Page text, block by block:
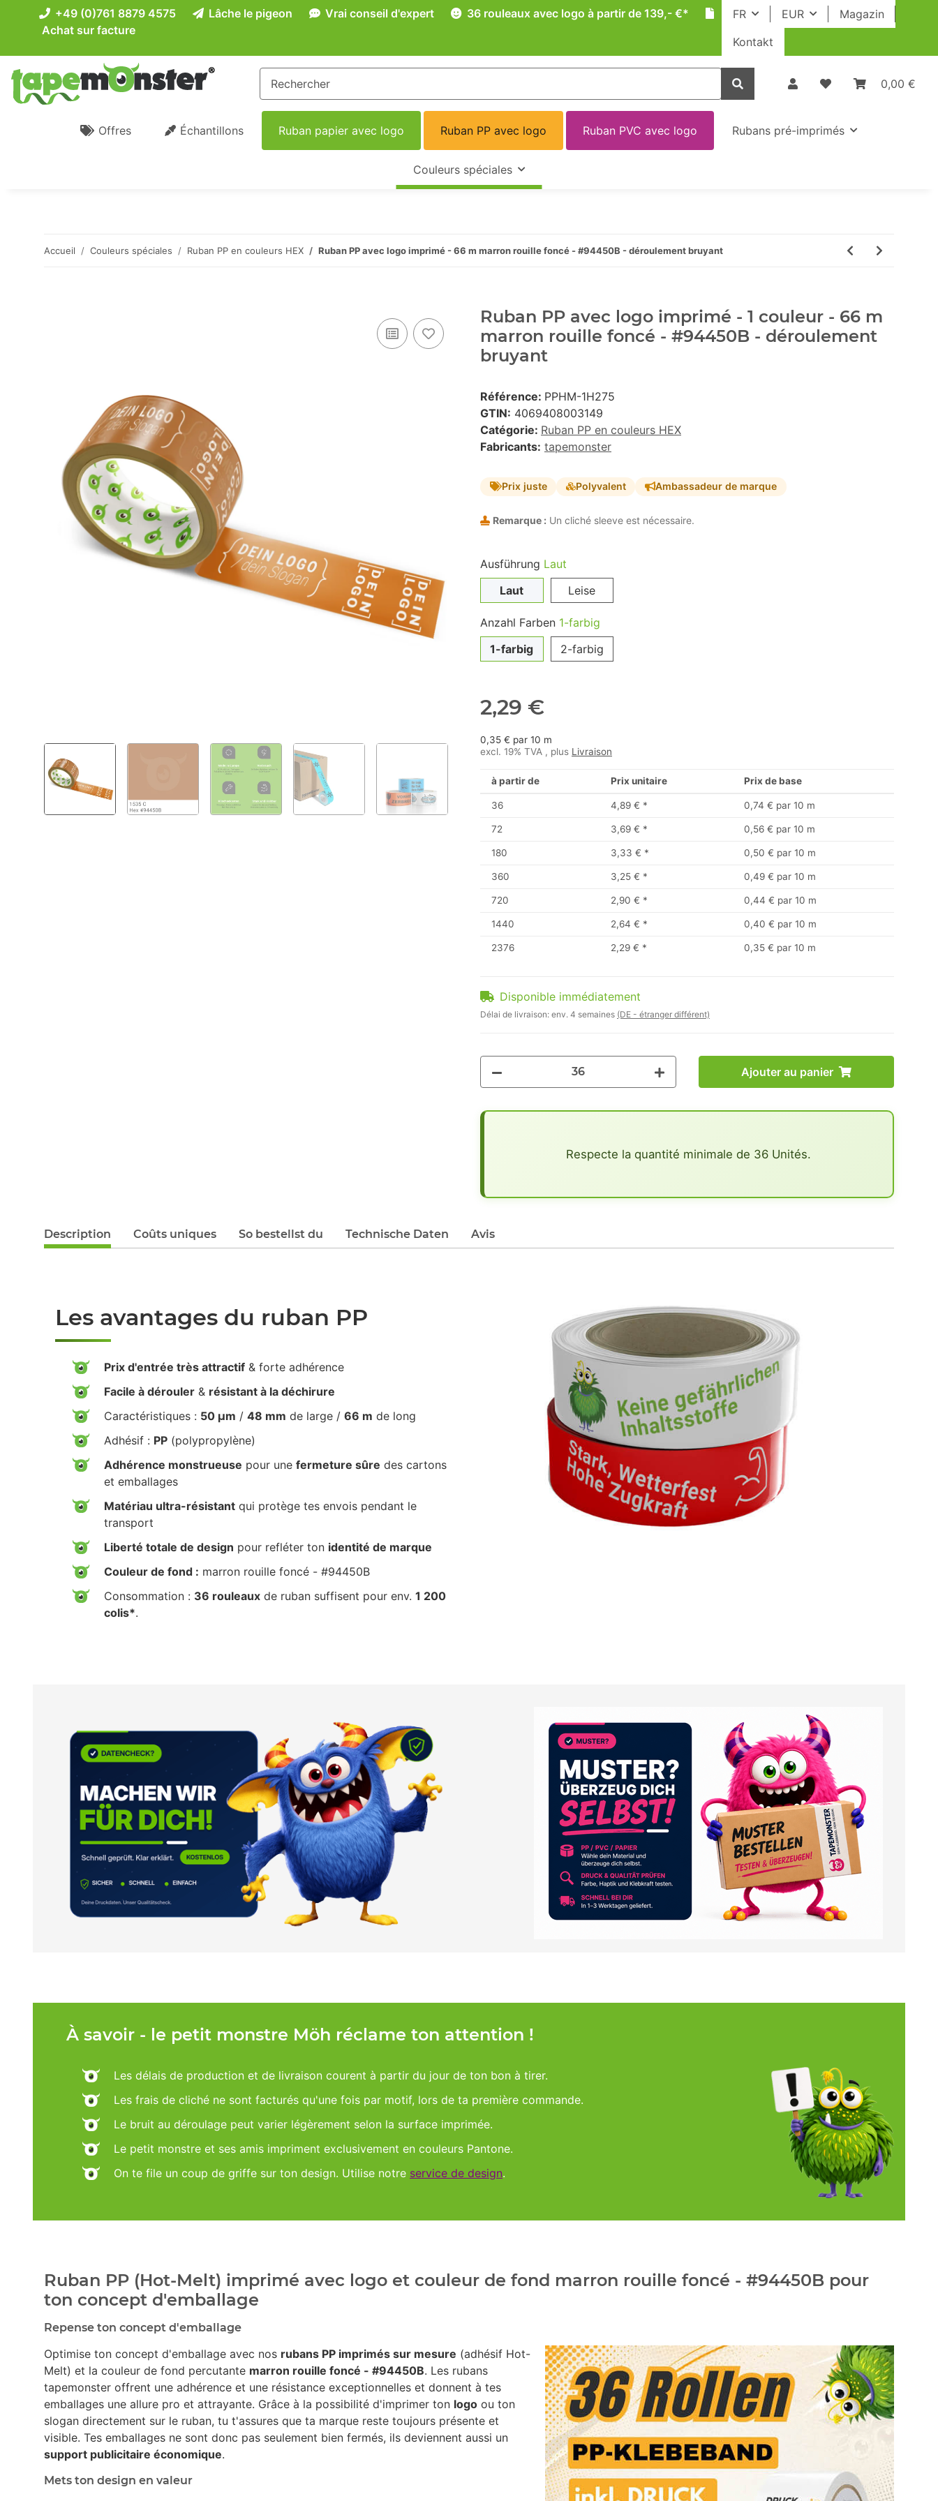
FR EUR
Magazin
Kontakt
+49 (0)761 8879 4575 Lâche le pigeon Vrai conseil d'expert
36 rouleaux avec logo à partir de 139,- €*
Achat sur facture
0,00 €
Offres Échantillons Ruban papier avec logo Ruban PP avec logo Ruban PVC avec logo Rubans pré-imprimés
Couleurs spéciales
Accueil Couleurs spéciales Ruban PP en couleurs HEX Ruban PP avec logo imprimé - 66 m marron rouille foncé - #94450B - déroulement bruyant
Ruban PP avec logo imprimé - 1 couleur - 66 m
marron rouille foncé - #94450B - déroulement
bruyant
Référence: PPHM-1H275
GTIN: 4069408003149
Catégorie: Ruban PP en couleurs HEX
Fabricants: tapemonster
Prix juste Polyvalent Ambassadeur de marque
Remarque : Un cliché sleeve est nécessaire.
Ausführung Laut
Laut
Leise
Anzahl Farben 1-farbig
1-farbig
2-farbig
2,29 €
0,35 € par 10 m
excl. 19% TVA , plus Livraison
à partir de Prix unitaire Prix de base
36 4,89 € * 0,74 € par 10 m
72 3,69 € * 0,56 € par 10 m
180 3,33 € * 0,50 € par 10 m
360 3,25 € * 0,49 € par 10 m
720 2,90 € * 0,44 € par 10 m
1440 2,64 € * 0,40 € par 10 m
2376 2,29 € * 0,35 € par 10 m
Disponible immédiatement
Délai de livraison: env. 4 semaines (DE - étranger différent)
Ajouter au panier
Respecte la quantité minimale de 36 Unités.
Description Coûts uniques So bestellst du Technische Daten Avis
Les avantages du ruban PP
Prix d'entrée très attractif & forte adhérence
Facile à dérouler & résistant à la déchirure
Caractéristiques : 50 µm / 48 mm de large / 66 m de long
Adhésif : PP (polypropylène)
Adhérence monstrueuse pour une fermeture sûre des cartons
et emballages
Matériau ultra-résistant qui protège tes envois pendant le
transport
Liberté totale de design pour refléter ton identité de marque
Couleur de fond : marron rouille foncé - #94450B
Consommation : 36 rouleaux de ruban suffisent pour env. 1 200
colis*.
À savoir - le petit monstre Möh réclame ton attention !
Les délais de production et de livraison courent à partir du jour de ton bon à tirer.
Les frais de cliché ne sont facturés qu'une fois par motif, lors de ta première commande.
Le bruit au déroulage peut varier légèrement selon la surface imprimée.
Le petit monstre et ses amis impriment exclusivement en couleurs Pantone.
On te file un coup de griffe sur ton design. Utilise notre service de design.
Ruban PP (Hot-Melt) imprimé avec logo et couleur de fond marron rouille foncé - #94450B pour
ton concept d'emballage
Repense ton concept d'emballage
Optimise ton concept d'emballage avec nos rubans PP imprimés sur mesure (adhésif Hot-
Melt) et la couleur de fond percutante marron rouille foncé - #94450B. Les rubans
tapemonster offrent une adhérence et une résistance exceptionnelles et donnent à tes
emballages une allure pro et attrayante. Grâce à la possibilité d'imprimer ton logo ou ton
slogan directement sur le ruban, tu t'assures que ta marque reste toujours présente et
visible. Tes emballages ne sont donc pas seulement bien fermés, ils deviennent aussi un
support publicitaire économique.
Mets ton design en valeur